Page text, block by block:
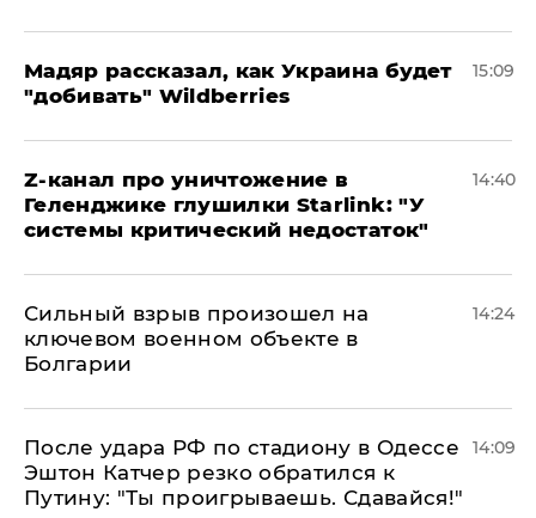
Мадяр рассказал, как Украина будет
"добивать" Wildberries
15:09
Z-канал про уничтожение в
Геленджике глушилки Starlink: "У
системы критический недостаток"
14:40
Сильный взрыв произошел на
ключевом военном объекте в
Болгарии
14:24
После удара РФ по стадиону в Одессе
Эштон Катчер резко обратился к
Путину: "Ты проигрываешь. Сдавайся!"
14:09